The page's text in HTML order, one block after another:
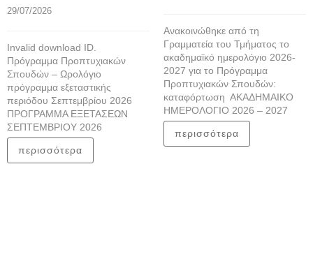
29/07/2026
Invalid download ID.
Πρόγραμμα Προπτυχιακών
Σπουδών – Ωρολόγιο
πρόγραμμα εξεταστικής
περιόδου Σεπτεμβρίου 2026
ΠΡΟΓΡΑΜΜΑ ΕΞΕΤΑΣΕΩΝ
ΣΕΠΤΕΜΒΡΙΟΥ 2026
περισσότερα
Ανακοινώθηκε από τη
Γραμματεία του Τμήματος το
ακαδημαϊκό ημερολόγιο 2026-
2027 για το Πρόγραμμα
Προπτυχιακών Σπουδών:
καταφόρτωση ΑΚΑΔΗΜΑΙΚΟ
ΗΜΕΡΟΛΟΓΙΟ 2026 – 2027
περισσότερα